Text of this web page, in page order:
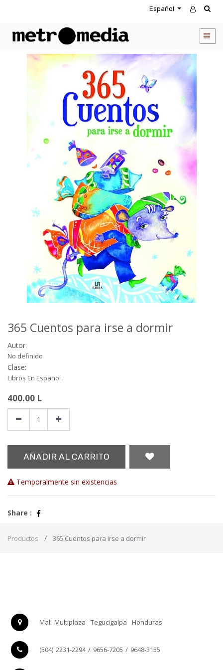
Español
365 Cuentos para irse a dormir
Autor:
No definido
Clase:
Libros En Español
400.00 L
AÑADIR AL CARRITO
Temporalmente sin existencias
Share :
Productos 365 Cuentos para irse a dormir
Mall Multiplaza Tegucigalpa Honduras
(504) 2231-2294 / 9656-7205 / 9648-3155